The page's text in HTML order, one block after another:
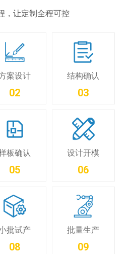
，让定制全程可控
案设计
02
结构确认
03
板确认
05
设计开模
06
批试产
08
批量生产
09